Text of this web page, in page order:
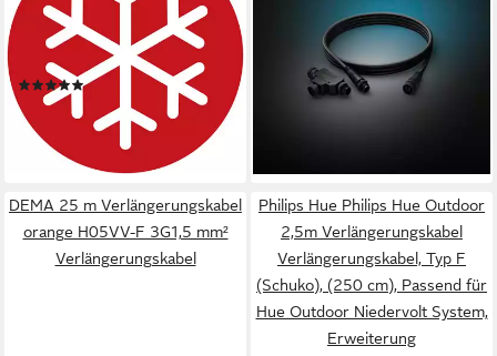
3G1,5 IP44 20m
Verlängerungskabel, Typ F
(Schuko), Typ F (Schuko)
(2000 cm)(2)
ab 36,27 € UVP52,99 €
-32%
lieferbar - in 3-4 Werktagen bei dir
Verlängerungskabel 2,5m + T-
Stück Niedervolt
Verlängerungskabel, Typ F
(Schuko), (250 cm), Inklusive
39,97 €
DEMA 25 m Verlängerungskabel
orange H05VV-F 3G1,5 mm²
Verlängerungskabel
Philips Hue Philips Hue Outdoor
2,5m Verlängerungskabel
Verlängerungskabel, Typ F
(Schuko), (250 cm), Passend für
Hue Outdoor Niedervolt System,
Erweiterung